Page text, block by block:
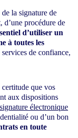
la signature de
d’une procédure de
d’utiliser un
à toutes les
de confiance,
que vos
aux dispositions
signature électronique
ou d’un bon
en toute